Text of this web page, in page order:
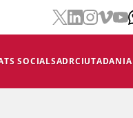
SOCIALSADRCIUTADANIA